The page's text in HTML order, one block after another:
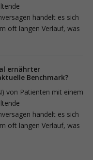
handelt es sich
oft langen Verlauf, was
ernährter
Benchmark?
von Patienten mit einem
handelt es sich
oft langen Verlauf, was